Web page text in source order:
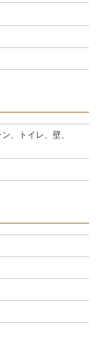
、トイレ、壁、